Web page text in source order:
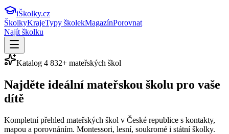
iŠkolky.cz
ŠkolkyKrajeTypy školekMagazínPorovnat
Najít školku
Katalog 4 832+ mateřských škol
Najděte ideální mateřskou školu pro vaše
dítě
Kompletní přehled mateřských škol v České republice s kontakty,
mapou a porovnáním. Montessori, lesní, soukromé i státní školky.